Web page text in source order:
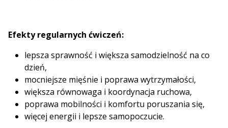
Efekty regularnych ćwiczeń:
lepsza sprawność i większa samodzielność na co
dzień,
mocniejsze mięśnie i poprawa wytrzymałości,
większa równowaga i koordynacja ruchowa,
poprawa mobilności i komfortu poruszania się,
więcej energii i lepsze samopoczucie.